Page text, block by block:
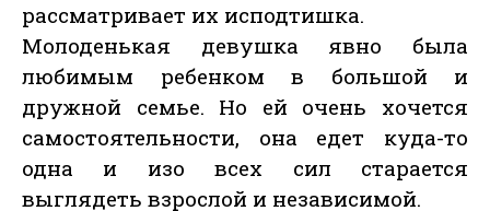
рассматривает их исподтишка.
Молоденькая девушка явно была
любимым ребенком в большой и
дружной семье. Но ей очень хочется
самостоятельности, она едет куда-то
одна и изо всех сил старается
выглядеть взрослой и независимой.